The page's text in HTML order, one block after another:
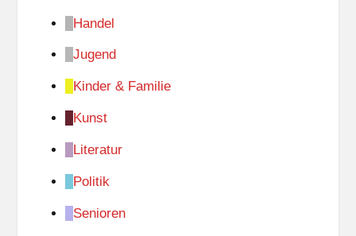
Handel
Jugend
Kinder & Familie
Kunst
Literatur
Politik
Senioren